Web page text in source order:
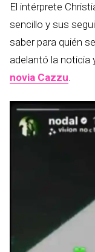
El intérprete
sencillo y sus
saber para quién
adelantó la noticia
novia Cazzu.